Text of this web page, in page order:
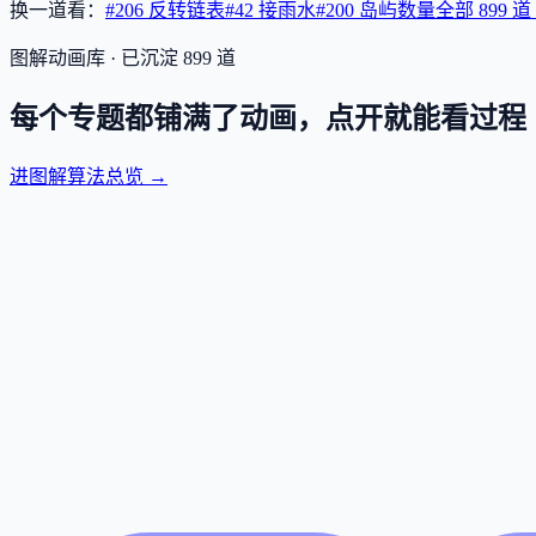
换一道看： #206 反转链表#42 接雨水#200 岛屿数量全部 899
图解动画库 · 已沉淀 899 道
每个专题都铺满了动画，点开就能看过程
进图解算法总览 →